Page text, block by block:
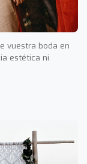
vuestra boda en
estética ni